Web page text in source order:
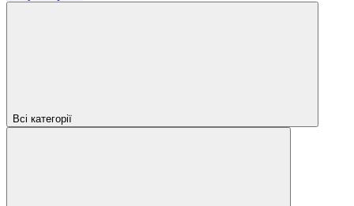
Всі категорії